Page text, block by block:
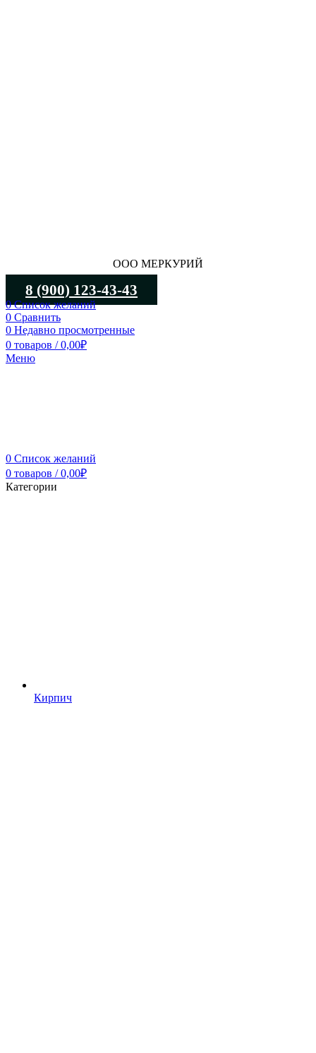
ООО МЕРКУРИЙ
8 (900) 123-43-43
0Список желаний
0 Сравнить
0 Недавно просмотренные
0 товаров / 0,00₽
Меню
0 Список желаний
0 товаров / 0,00₽
Категории
Кирпич